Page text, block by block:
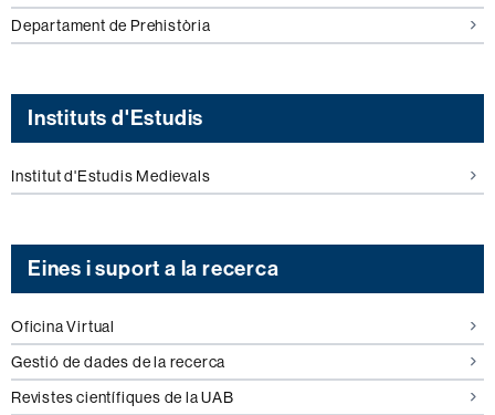
Departament de Prehistòria
Instituts d'Estudis
Institut d'Estudis Medievals
Eines i suport a la recerca
Oficina Virtual
Gestió de dades de la recerca
Revistes científiques de la UAB